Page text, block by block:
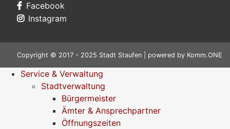
Facebook
Instagram
Copyright © 2017 - 2025 Stadt Staufen | powered by Komm.ONE
Service & Verwaltung
Stadtverwaltung
Bürgermeister
Ämter & Ansprechpartner
Öffnungszeiten